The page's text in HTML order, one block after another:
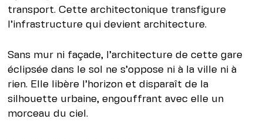
transport. Cette architectonique transfigure
l’infrastructure qui devient architecture.
Sans mur ni façade, l’architecture de cette gare
éclipsée dans le sol ne s’oppose ni à la ville ni à
rien. Elle libère l’horizon et disparaît de la
silhouette urbaine, engouffrant avec elle un
morceau du ciel.